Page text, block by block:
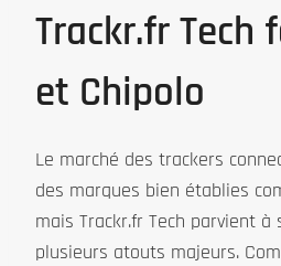
Trackr.fr Tech
et Chipolo
Le marché des trackers
des marques bien établies
mais Trackr.fr Tech parvient
plusieurs atouts majeurs.